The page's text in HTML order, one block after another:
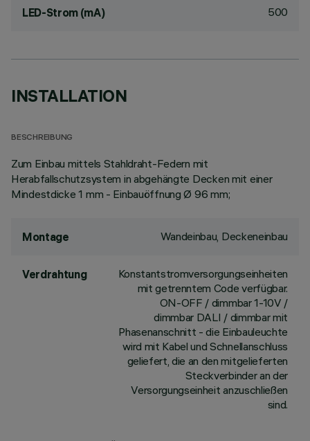
LED-Strom (mA) 500
INSTALLATION
BESCHREIBUNG
Zum Einbau mittels Stahldraht-Federn mit
Herabfallschutzsystem in abgehängte Decken mit einer
Mindestdicke 1 mm - Einbauöffnung Ø 96 mm;
Montage Wandeinbau, Deckeneinbau
Verdrahtung
Konstantstromversorgungseinheiten
mit getrenntem Code verfügbar.
ON-OFF / dimmbar 1-10V /
dimmbar DALI / dimmbar mit
Phasenanschnitt - die Einbauleuchte
wird mit Kabel und Schnellanschluss
geliefert, die an den mitgelieferten
Steckverbinder an der
Versorgungseinheit anzuschließen
sind.